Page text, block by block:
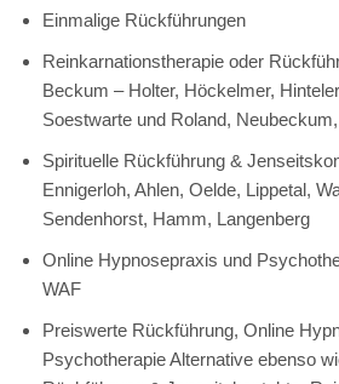
Einmalige Rückführungen
Reinkarnationstherapie oder
Beckum – Holter, Höckelmer,
Soestwarte und Roland,
Spirituelle Rückführung &
Ennigerloh, Ahlen, Oelde, Lippetal,
Sendenhorst, Hamm, Langenberg
Online Hypnosepraxis und
WAF
Preiswerte Rückführung, Online
Psychotherapie Alternative ebenso